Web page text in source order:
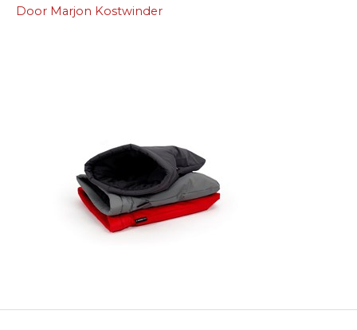
Door Marjon Kostwinder